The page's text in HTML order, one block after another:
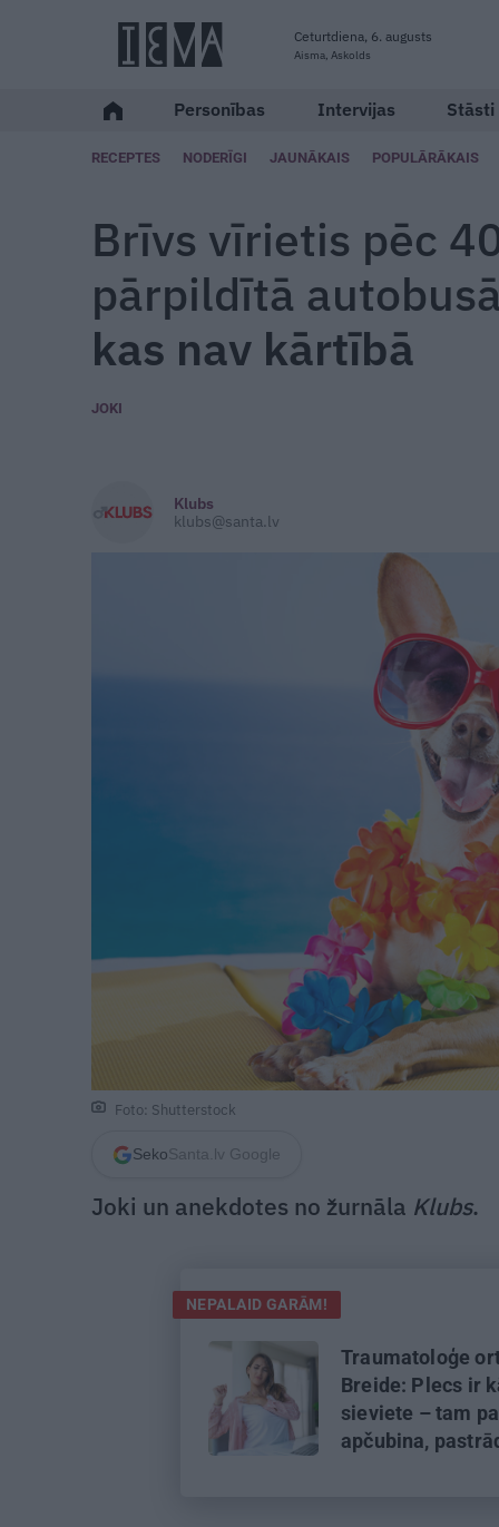
Ceturtdiena, 6. augusts
Aisma, Askolds
Personības Intervijas Stāsti
RECEPTES NODERĪGI JAUNĀKAIS POPULĀRĀKAIS
Brīvs vīrietis pēc
pārpildītā
kas nav kārtībā
JOKI
Klubs
klubs@santa.lv
Foto: Shutterstock
Seko Santa.lv Google
Joki un anekdotes no žurnāla Klubs.
NEPALAID GARĀM!
Traumatoloģe
Breide: Plecs ir
sieviete – tam
apčubina,